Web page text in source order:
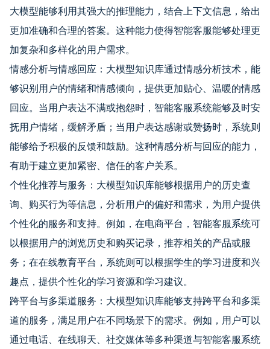
大模型能够利用其强大的推理能力，结合上下文信息，给出
更加准确和合理的答案。这种能力使得智能客服能够处理更
加复杂和多样化的用户需求。
情感分析与情感回应：大模型知识库通过情感分析技术，能
够识别用户的情绪和情感倾向，提供更加贴心、温暖的情感
回应。当用户表达不满或抱怨时，智能客服系统能够及时安
抚用户情绪，缓解矛盾；当用户表达感谢或赞扬时，系统则
能够给予积极的反馈和鼓励。这种情感分析与回应的能力，
有助于建立更加紧密、信任的客户关系。
个性化推荐与服务：大模型知识库能够根据用户的历史查
询、购买行为等信息，分析用户的偏好和需求，为用户提供
个性化的服务和支持。例如，在电商平台，智能客服系统可
以根据用户的浏览历史和购买记录，推荐相关的产品或服
务；在在线教育平台，系统则可以根据学生的学习进度和兴
趣点，提供个性化的学习资源和学习建议。
跨平台与多渠道服务：大模型知识库能够支持跨平台和多渠
道的服务，满足用户在不同场景下的需求。例如，用户可以
通过电话、在线聊天、社交媒体等多种渠道与智能客服系统